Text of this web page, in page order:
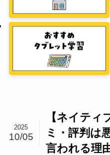
【ネイティ
ミ・評判は
言われる理
2025
10/05